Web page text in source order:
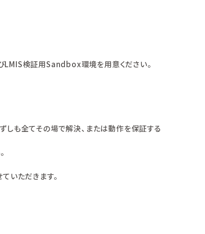
LMIS検証用Sandbox環境を用意ください。
しも全てその場で解決、または動作を保証する
いただきます。